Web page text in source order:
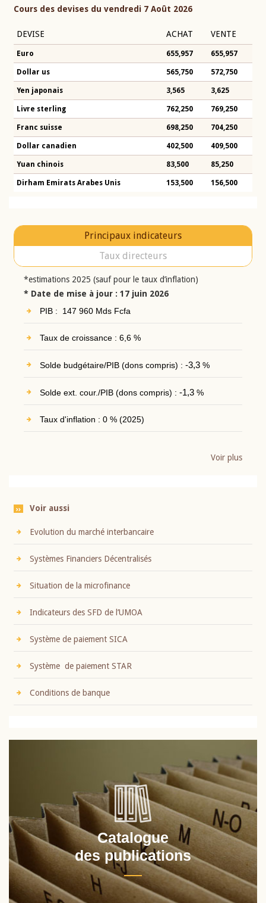
Cours des devises du vendredi 7 Août 2026
DEVISE ACHAT VENTE
Euro 655,957 655,957
Dollar us 565,750 572,750
Yen japonais 3,565 3,625
Livre sterling 762,250 769,250
Franc suisse 698,250 704,250
Dollar canadien 402,500 409,500
Yuan chinois 83,500 85,250
Dirham Emirats Arabes Unis 153,500 156,500
Principaux indicateurs
Taux directeurs
*estimations 2025 (sauf pour le taux d’inflation)
* Date de mise à jour : 17 juin 2026
PIB : 147 960 Mds Fcfa
Taux de croissance : 6,6 %
Solde budgétaire/PIB (dons compris) : -3,3%
Solde ext. cour./PIB (dons compris) : -1,3%
Taux d'inflation : 0 % (2025)
Voir plus
Voir aussi
Evolution du marché interbancaire
Systèmes Financiers Décentralisés
Situation de la microfinance
Indicateurs des SFD de l’UMOA
Système de paiement SICA
Système de paiement STAR
Conditions de banque
Catalogue
des publications